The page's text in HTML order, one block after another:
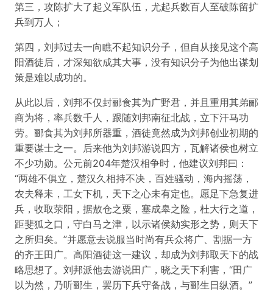
第三，攻陈扩大了起义军队伍，尤起兵数百人至破陈留扩
兵到万人；
第四，刘邦过去一向瞧不起知识分子，但自从接见这个高
阳酒徒后，才深知欲成其大事，没有知识分子为他出谋划
策是难以成功的。
从此以后，刘邦不仅封郦食其为广野君，并且重用其弟郦
商为将，率兵数千人，跟随刘邦南征北战，立下汗马功
劳。郦食其为刘邦所器重，酒徒竟然成为刘邦创业初期的
重要谋士之一。后来他为刘邦游说四方，瓦解诸侯也树立
不少功勋。公元前204年楚汉相争时，他建议刘邦曰：
“两雄不俱立，楚汉久相持不决，百姓骚动，海内摇荡，
农夫释耒，工女下机，天下之心未有定也。愿足下急复进
兵，收取荥阳，据敖仓之粟，塞成皋之险，杜大行之道，
距斐狐之口，守白马之津，以示诸侯劾实形之势，则天下
之所归矣。”并愿意去说服当时尚有兵众将广、割据一方
的齐王田广。高阳酒徒这一建议，却成为刘邦取天下的战
略思想了。刘邦派他去游说田广，晓之天下利害，“田广
以为然，乃听郦生，罢历下兵守备战，与郦生日纵酒。”